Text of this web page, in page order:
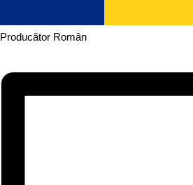
Producător Român